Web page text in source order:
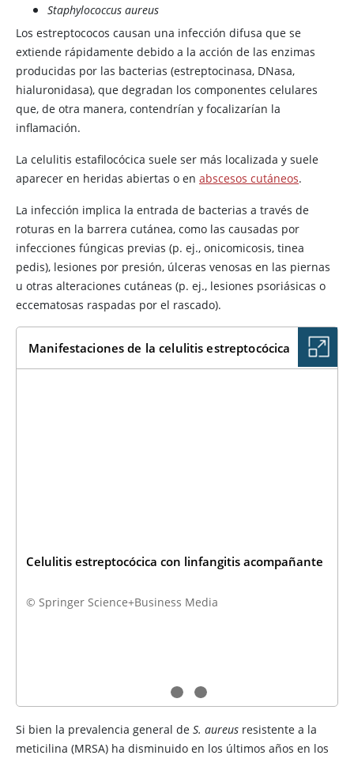
Staphylococcus aureus
Los estreptococos causan una infección difusa que se
extiende rápidamente debido a la acción de las enzimas
producidas por las bacterias (estreptocinasa, DNasa,
hialuronidasa), que degradan los componentes celulares
que, de otra manera, contendrían y focalizarían la
inflamación.
La celulitis estafilocócica suele ser más localizada y suele
aparecer en heridas abiertas o en abscesos cutáneos.
La infección implica la entrada de bacterias a través de
roturas en la barrera cutánea, como las causadas por
infecciones fúngicas previas (p. ej., onicomicosis, tinea
pedis), lesiones por presión, úlceras venosas en las piernas
u otras alteraciones cutáneas (p. ej., lesiones psoriásicas o
eccematosas raspadas por el rascado).
Manifestaciones de la celulitis estreptocócica
Celulitis estreptocócica con linfangitis acompañante
© Springer Science+Business Media
Si bien la prevalencia general de S. aureus resistente a la
meticilina (MRSA) ha disminuido en los últimos años en los